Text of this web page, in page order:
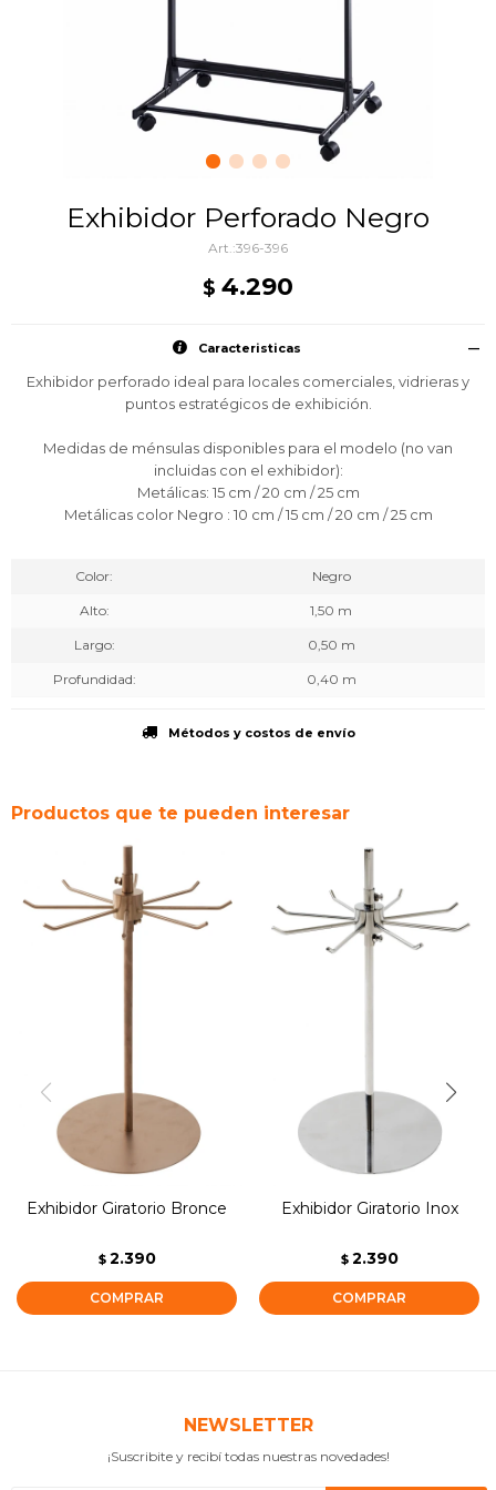
Exhibidor Perforado Negro
396-396
$ 4.290
Caracteristicas
Exhibidor perforado ideal para locales comerciales, vidrieras y
puntos estratégicos de exhibición.
Medidas de ménsulas disponibles para el modelo (no van
incluidas con el exhibidor):
Metálicas: 15 cm / 20 cm / 25 cm
Metálicas color Negro : 10 cm / 15 cm / 20 cm / 25 cm
Color Negro
Alto 1,50 m
Largo 0,50 m
Profundidad 0,40 m
Métodos y costos de envío
Productos que te pueden interesar
Exhibidor Giratorio Bronce
$ 2.390
Exhibidor Giratorio Inox
$ 2.390
NEWSLETTER
¡Suscribite y recibí todas nuestras novedades!